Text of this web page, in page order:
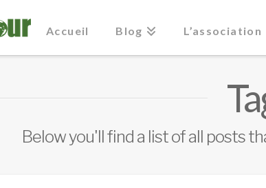
Accueil Blog L’association
Below you'll find a list of all posts